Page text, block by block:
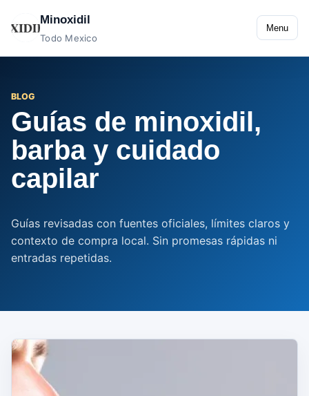
Minoxidil
Todo Mexico
Menu
BLOG
Guías de minoxidil,
barba y cuidado
capilar
Guías revisadas con fuentes oficiales, límites claros y
contexto de compra local. Sin promesas rápidas ni
entradas repetidas.